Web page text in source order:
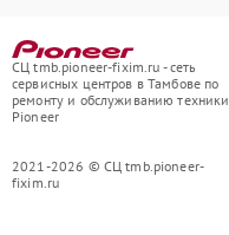
СЦ tmb.pioneer-fixim.ru - сеть
сервисных центров в Тамбове по
ремонту и обслуживанию техники
Pioneer
2021-2026 © СЦ tmb.pioneer-
fixim.ru